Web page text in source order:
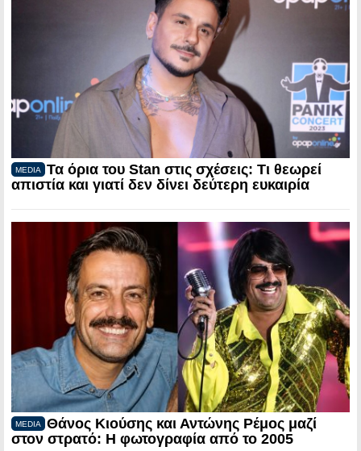
MEDIA
Τα όρια του Stan στις σχέσεις: Τι θεωρεί
απιστία και γιατί δεν δίνει δεύτερη ευκαιρία
MEDIA
Θάνος Κιούσης και Αντώνης Ρέμος μαζί
στον στρατό: Η φωτογραφία από το 2005